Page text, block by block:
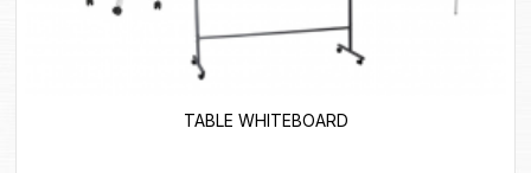
TABLE WHITEBOARD